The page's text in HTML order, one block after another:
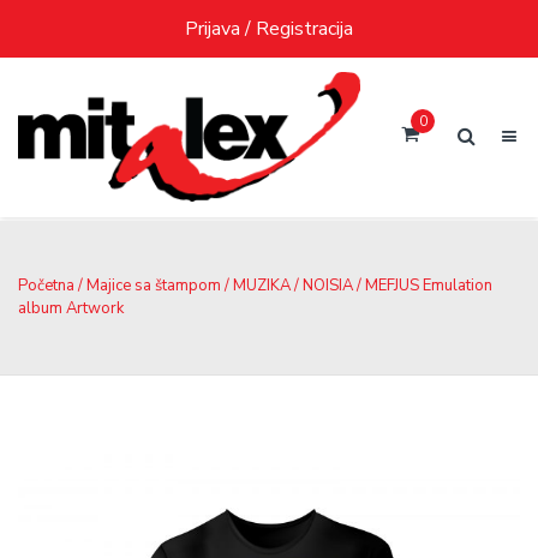
content
Prijava / Registracija
0
Početna /Majice sa štampom /MUZIKA/NOISIA/ MEFJUS Emulation
album Artwork